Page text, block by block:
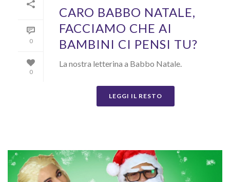
0
0
CARO BABBO NATALE,
FACCIAMO CHE AI
BAMBINI CI PENSI TU?
La nostra letterina a Babbo Natale.
LEGGI IL RESTO